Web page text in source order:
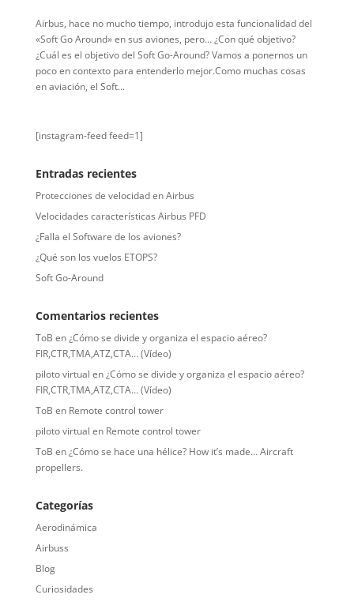
Airbus, hace no mucho tiempo, introdujo esta funcionalidad del
«Soft Go Around» en sus aviones, pero… ¿Con qué objetivo?
¿Cuál es el objetivo del Soft Go-Around? Vamos a ponernos un
poco en contexto para entenderlo mejor.Como muchas cosas
en aviación, el Soft...
[instagram-feed feed=1]
Entradas recientes
Protecciones de velocidad en Airbus
Velocidades características Airbus PFD
¿Falla el Software de los aviones?
¿Qué son los vuelos ETOPS?
Soft Go-Around
Comentarios recientes
ToB en¿Cómo se divide y organiza el espacio aéreo?
FIR,CTR,TMA,ATZ,CTA… (Vídeo)
piloto virtual en¿Cómo se divide y organiza el espacio aéreo?
FIR,CTR,TMA,ATZ,CTA… (Vídeo)
ToB en Remote control tower
piloto virtual en Remote control tower
ToB en¿Cómo se hace una hélice? How it’s made… Aircraft
propellers.
Categorías
Aerodinámica
Airbuss
Blog
Curiosidades